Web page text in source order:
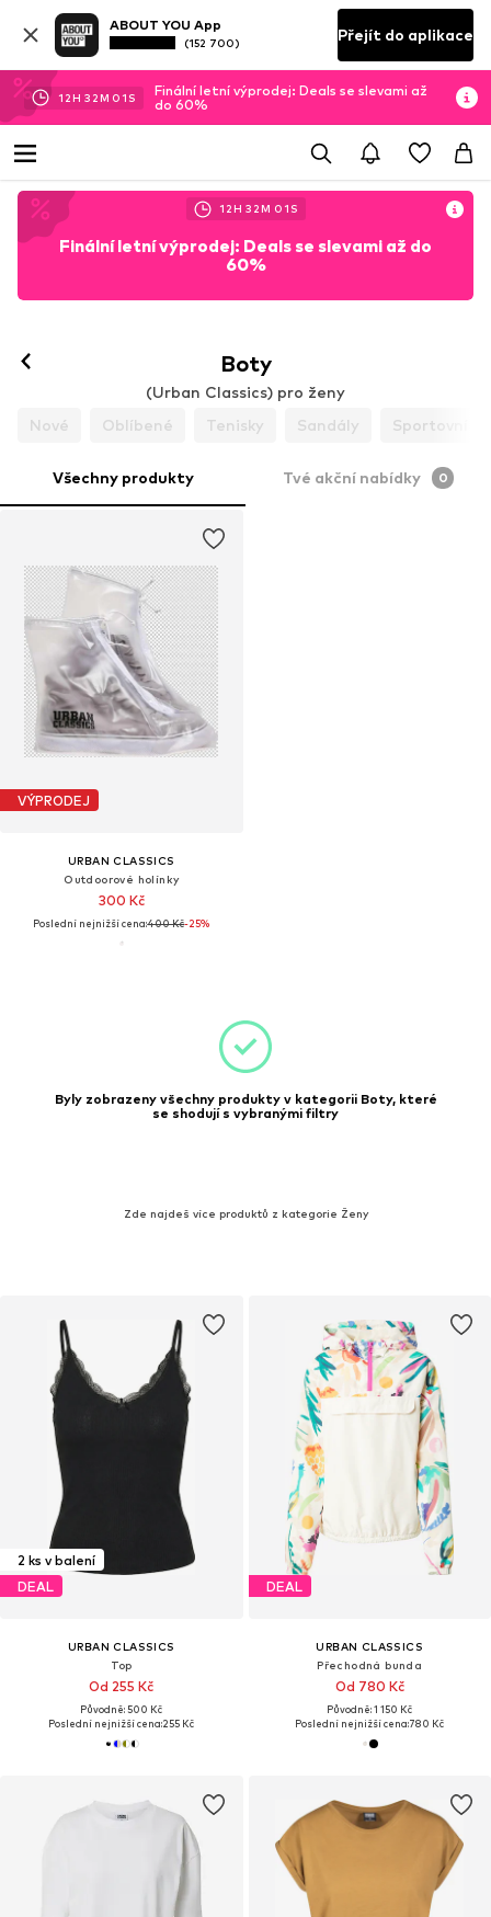
ABOUT YOU App
(152 700) Přejít do aplikace
12H 32M 00S
Finální letní výprodej: Deals se slevami až
do 60%
12H 32M 00 S
Finální letní výprodej: Deals se slevami až do
60%
Boty
(Urban Classics) pro ženy
Nové
Oblíbené Tenisky Sandály Sportovní
Všechny produkty Tvé akční nabídky 0
VÝPRODEJ
URBAN CLASSICS
Outdoorové holínky
300 Kč
Poslední nejnižší cena:400 Kč-25%
Byly zobrazeny všechny produkty v kategorii Boty, které
se shodují s vybranými filtry
Zde najdeš více produktů z kategorie Ženy
2 ks v balení
DEAL
URBAN CLASSICS
Top
Od 255 Kč
Původně: 500 Kč
Poslední nejnižší cena:255 Kč
DEAL
URBAN CLASSICS
Přechodná bunda
Od 780 Kč
Původně: 1 150 Kč
Poslední nejnižší cena:780 Kč